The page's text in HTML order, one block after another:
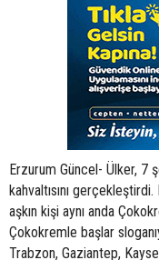
Erzurum Güncel- Ülker, 7
kahvaltısını
aşkın kişi aynı anda
Çokokremle başlar
Trabzon, Gaziantep,